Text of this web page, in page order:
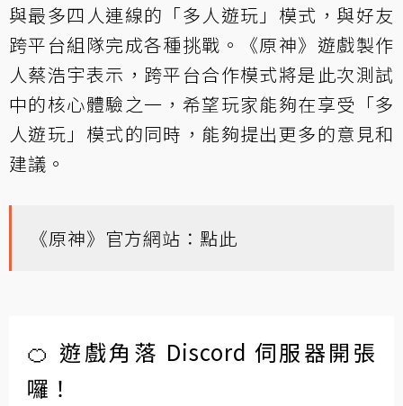
與最多四人連線的「多人遊玩」模式，與好友
跨平台組隊完成各種挑戰。《原神》遊戲製作
人蔡浩宇表示，跨平台合作模式將是此次測試
中的核心體驗之一，希望玩家能夠在享受「多
人遊玩」模式的同時，能夠提出更多的意見和
建議。
《原神》官方網站： 點此
🍊 遊戲角落 Discord 伺服器開張
囉！